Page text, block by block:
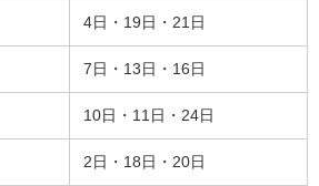
4日・19日・21日
7日・13日・16日
10日・11日・24日
2日・18日・20日